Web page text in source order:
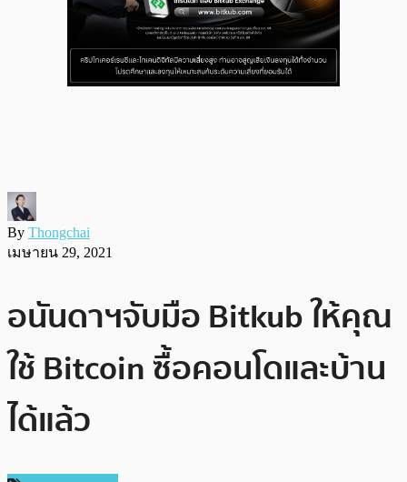
By Thongchai
เมษายน 29, 2021
อนันดาฯจับมือ Bitkub ให้คุณ
ใช้ Bitcoin ซื้อคอนโดและบ้าน
ได้แล้ว